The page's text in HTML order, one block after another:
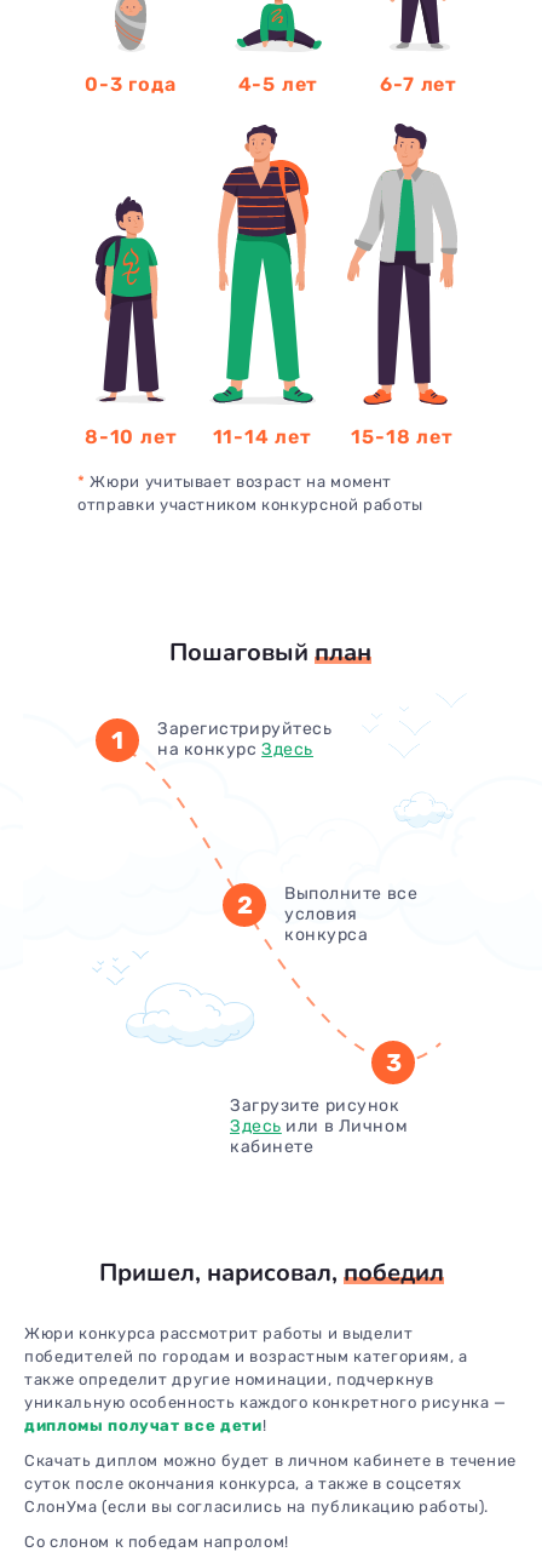
0-3 года 4-5 лет 6-7 лет
8-10 лет 11-14 лет 15-18 лет
* Жюри учитывает возраст на момент
отправки участником конкурсной работы
Пошаговыйплан
1
Зарегистрируйтесь
на конкурсЗдесь
2
Выполните все
условия
конкурса
3
Загрузите рисунок
Здесь или в Личном
кабинете
Пришел, нарисовал, победил
Жюри конкурса рассмотрит работы и выделит
победителей по городам и возрастным категориям, а
также определит другие номинации, подчеркнув
уникальную особенность каждого конкретного рисунка —
дипломы получат все дети!
Скачать диплом можно будет в личном кабинете в течение
суток после окончания конкурса, а также в соцсетях
СлонУма (если вы согласились на публикацию работы).
Со слоном к победам напролом!